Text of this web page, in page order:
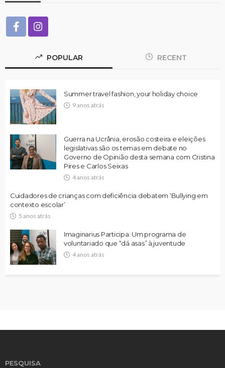
POPULAR RECENT
Summer travel fashion, your holiday choice
9 anos atrás
Guerra na Ucrânia, erosão costeira e eleições
legislativas são os temas em debate no
Governo de Opinião desta semana com Cristina
Pires e Carlos Seixas
4 anos atrás
Cuidadores de crianças com deficiência debatem ‘Bullying em
contexto escolar’
5 anos atrás
Imaginarius Participa: Um programa de
voluntariado que “dá asas” à juventude
4 anos atrás
PESQUISA